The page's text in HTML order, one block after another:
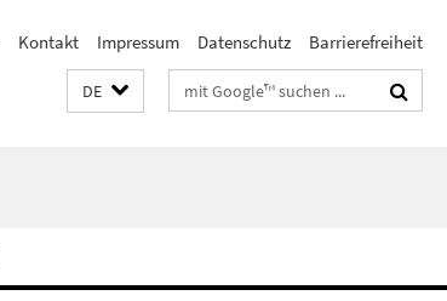
Kontakt Impressum Datenschutz Barrierefreiheit
DE Suchbegriffe